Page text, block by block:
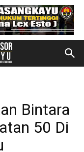
Bintara
50 Di